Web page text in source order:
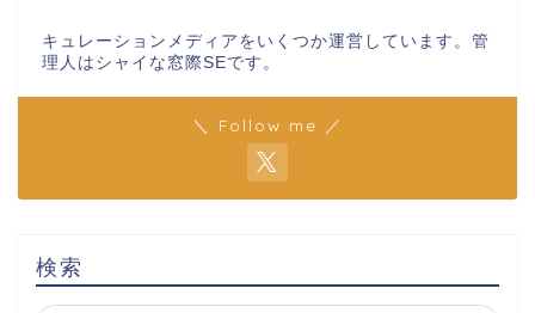
キュレーションメディアをいくつか運営しています。管
理人はシャイな窓際SEです。
＼ Follow me ／
検索